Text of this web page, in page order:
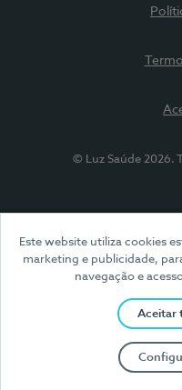
Este website utiliza cookies
marketing e publicidade,
navegação e
Aceitar
© Luz Saúde 2026.